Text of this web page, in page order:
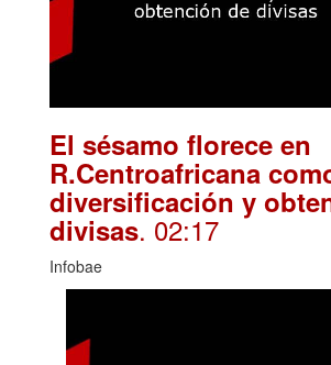
El sésamo florece en
R.Centroafricana
diversificación y
divisas. 02:17
Infobae